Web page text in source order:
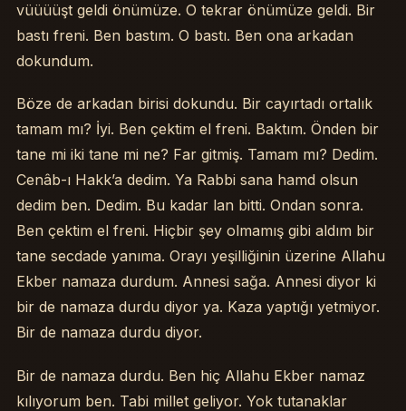
vüüüüşt geldi önümüze. O tekrar önümüze geldi. Bir
bastı freni. Ben bastım. O bastı. Ben ona arkadan
dokundum.
Böze de arkadan birisi dokundu. Bir cayırtadı ortalık
tamam mı? İyi. Ben çektim el freni. Baktım. Önden bir
tane mi iki tane mi ne? Far gitmiş. Tamam mı? Dedim.
Cenâb-ı Hakk’a dedim. Ya Rabbi sana hamd olsun
dedim ben. Dedim. Bu kadar lan bitti. Ondan sonra.
Ben çektim el freni. Hiçbir şey olmamış gibi aldım bir
tane secdade yanıma. Orayı yeşilliğinin üzerine Allahu
Ekber namaza durdum. Annesi sağa. Annesi diyor ki
bir de namaza durdu diyor ya. Kaza yaptığı yetmiyor.
Bir de namaza durdu diyor.
Bir de namaza durdu. Ben hiç Allahu Ekber namaz
kılıyorum ben. Tabi millet geliyor. Yok tutanaklar